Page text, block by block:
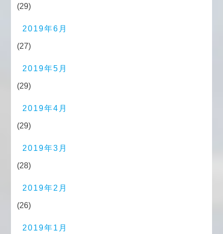
(29)
2019年6月
(27)
2019年5月
(29)
2019年4月
(29)
2019年3月
(28)
2019年2月
(26)
2019年1月